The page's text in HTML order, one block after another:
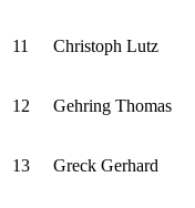
11 Christoph Lutz
12 Gehring Thomas
13 Greck Gerhard